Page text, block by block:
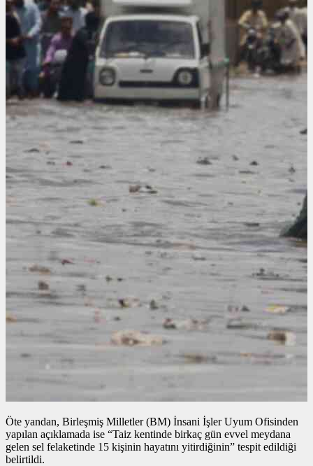
Öte yandan, Birleşmiş Milletler (BM) İnsani İşler Uyum Ofisinden
yapılan açıklamada ise “Taiz kentinde birkaç gün evvel meydana
gelen sel felaketinde 15 kişinin hayatını yitirdiğinin” tespit edildiği
belirtildi.